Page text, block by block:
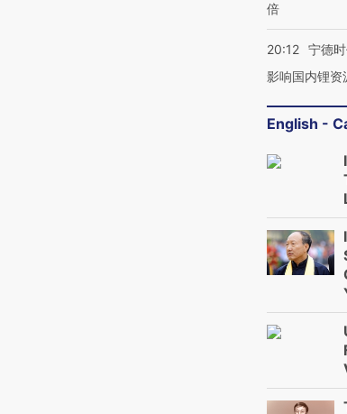
倍
20:12 宁德
影响国内锂资
English -